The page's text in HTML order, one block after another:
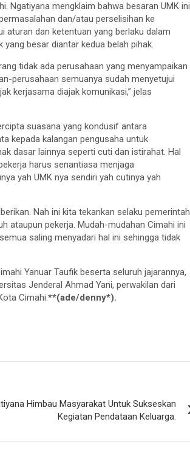
Ngatiyana mengklaim bahwa besaran UMK ini
dan/atau perselisihan ke
aturan dan ketentuan yang berlaku dalam
besar diantar kedua belah pihak.
tidak ada perusahaan yang menyampaikan
perusahaan semuanya sudah menyetujui
kerjasama diajak komunikasi,” jelas
suasana yang kondusif antara
kepada kalangan pengusaha untuk
dasar lainnya seperti cuti dan istirahat. Hal
harus senantiasa menjaga
yah UMK nya sendiri yah cutinya yah
Nah ini kita tekankan selaku pemerintah
ataupun pekerja. Mudah-mudahan Cimahi ini
saling menyadari hal ini sehingga tidak
Yanuar Taufik beserta seluruh jajarannya,
Jenderal Ahmad Yani, perwakilan dari
Cimahi.**(ade/denny*).
Himbau Masyarakat Untuk Sukseskan
Kegiatan Pendataan Keluarga.